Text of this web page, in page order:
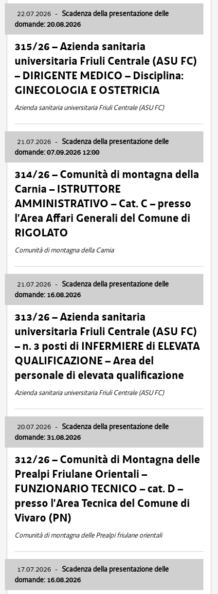
22.07.2026 - Scadenza della presentazione delle
domande: 20.08.2026
315/26 – Azienda sanitaria
universitaria Friuli Centrale (ASU FC)
– DIRIGENTE MEDICO – Disciplina:
GINECOLOGIA E OSTETRICIA
Azienda sanitaria universitaria Friuli Centrale (ASU FC)
21.07.2026 - Scadenza della presentazione delle
domande: 07.09.2026 12:00
314/26 – Comunità di montagna della
Carnia – ISTRUTTORE
AMMINISTRATIVO – Cat. C – presso
l’Area Affari Generali del Comune di
RIGOLATO
Comunità di montagna della Carnia
21.07.2026 - Scadenza della presentazione delle
domande: 16.08.2026
313/26 – Azienda sanitaria
universitaria Friuli Centrale (ASU FC)
– n. 3 posti di INFERMIERE di ELEVATA
QUALIFICAZIONE – Area del
personale di elevata qualificazione
Azienda sanitaria universitaria Friuli Centrale (ASU FC)
20.07.2026 - Scadenza della presentazione delle
domande: 31.08.2026
312/26 – Comunità di Montagna delle
Prealpi Friulane Orientali –
FUNZIONARIO TECNICO – cat. D –
presso l’Area Tecnica del Comune di
Vivaro (PN)
Comunità di montagna delle Prealpi friulane orientali
17.07.2026 - Scadenza della presentazione delle
domande: 16.08.2026